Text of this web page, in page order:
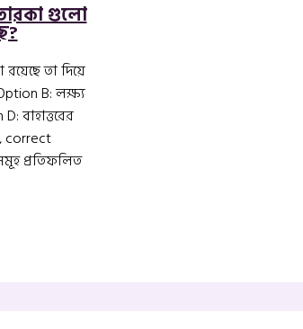
গুলো
তা দিয়ে
B: লক্ষ্য
বাহাত্তরের
correct
প্রতিফলিত